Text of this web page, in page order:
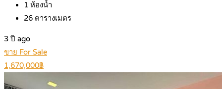
1 ห้องน้ำ
26 ตารางเมตร
3 ปี ago
ขาย For Sale
1,670,000฿